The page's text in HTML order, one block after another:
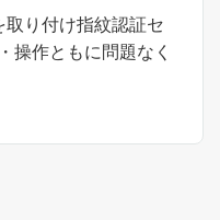
り付け指紋認証セ
操作ともに問題なく